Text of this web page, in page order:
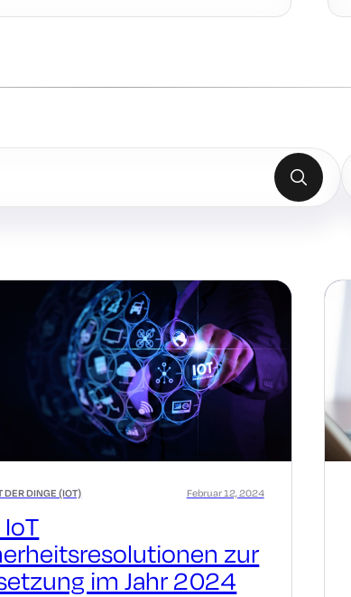
DER DINGE (IOT)
zur
im Jahr 2024
Februar 12, 2024